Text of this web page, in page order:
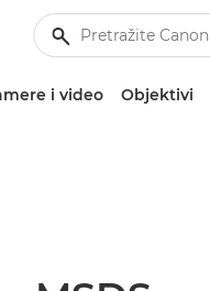
i video Objektivi